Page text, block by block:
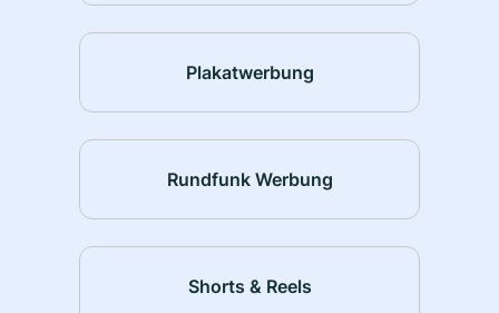
Plakatwerbung
Rundfunk Werbung
Shorts & Reels